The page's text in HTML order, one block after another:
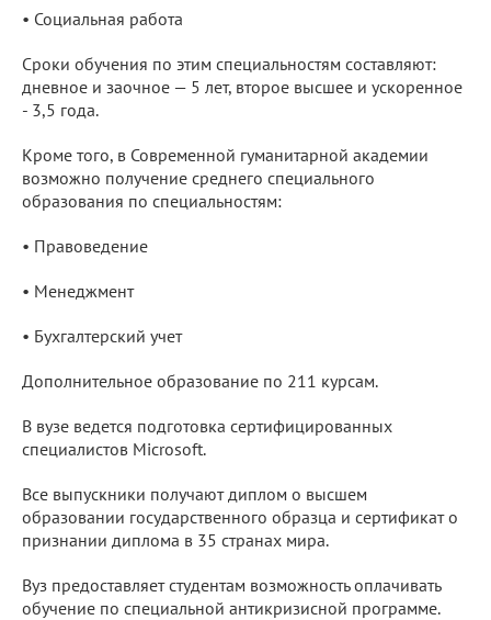
• Социальная работа
Сроки обучения по этим специальностям составляют:
дневное и заочное — 5 лет, второе высшее и ускоренное
- 3,5 года.
Кроме того, в Современной гуманитарной академии
возможно получение среднего специального
образования по специальностям:
• Правоведение
• Менеджмент
• Бухгалтерский учет
Дополнительное образование по 211 курсам.
В вузе ведется подготовка сертифицированных
специалистов Microsoft.
Все выпускники получают диплом о высшем
образовании государственного образца и сертификат о
признании диплома в 35 странах мира.
Вуз предоставляет студентам возможность оплачивать
обучение по специальной антикризисной программе.